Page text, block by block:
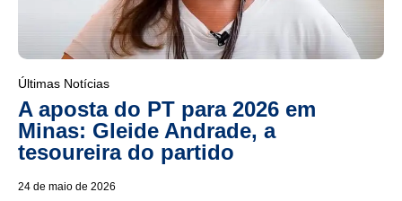
Últimas Notícias
A aposta do PT para 2026 em
Minas: Gleide Andrade, a
tesoureira do partido
24 de maio de 2026